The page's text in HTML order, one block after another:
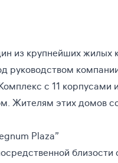
из крупнейших
руководством
с 11
Жителям этих домов
Plaza”